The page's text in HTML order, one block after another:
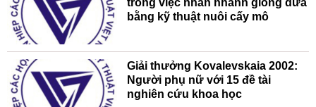
trong việc nhân nhanh giống dứa
bằng kỹ thuật nuôi cấy mô
Giải thưởng Kovalevskaia 2002:
Người phụ nữ với 15 đề tài
nghiên cứu khoa học